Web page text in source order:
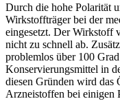
Durch die hohe Polarität
Wirkstoffträger bei der
eingesetzt. Der Wirkstoff
nicht zu schnell ab.
problemlos über 100
Konservierungsmittel in
diesen Gründen wird das
Arzneistoffen bei einigen